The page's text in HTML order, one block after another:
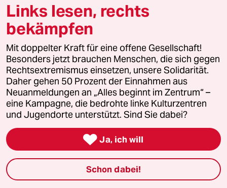
7G 76530 (Profil gelöscht)
28.08.2019
@Trango:
Seit wann muss sich ein echter Linker
darüber Gedanken machen? Dafür
hat es genügend Schein- und Neo-
Liberale.
Machen Sie sich etwas daraus.
Sven Günther
28.08.2019 20:46 Uhr
@76530 (Profil gelöscht):
Jetzt bin ich gespannt, was ist ein
echter Linke?
Links lesen, rechts
bekämpfen
Mit doppelter Kraft für eine offene Gesellschaft!
Besonders jetzt brauchen Menschen, die sich gegen
Rechtsextremismus einsetzen, unsere Solidarität.
Daher gehen 50 Prozent der Einnahmen aus
Neuanmeldungen an „Alles beginnt im Zentrum“ –
eine Kampagne, die bedrohte linke Kulturzentren
und Jugendorte unterstützt. Sind Sie dabei?
 Ja, ich will
Schon dabei!